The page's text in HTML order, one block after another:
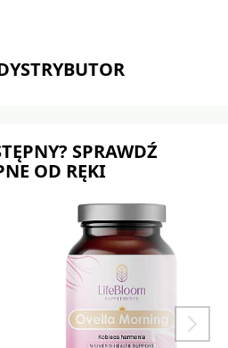
SPRAWDŹ
OD RĘKI